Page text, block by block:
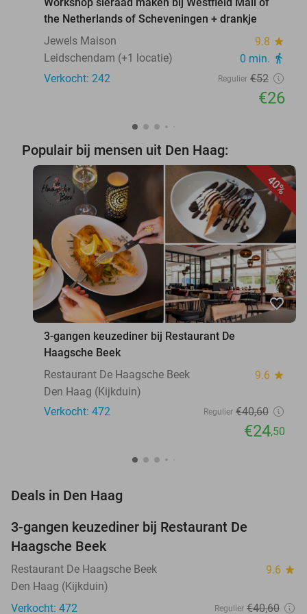
the Netherlands of Scheveningen + drankje
Jewels Maison
9.8 star
Leidschendam (+1 locatie) 0 min. directions_walk
Verkocht: 242 Regulier €52
€26
Populair bij mensen uit Den Haag:
40%
favorite_border
3-gangen keuzediner bij Restaurant De
Haagsche Beek
Restaurant De Haagsche Beek
9.6 star
Den Haag (Kijkduin)
Verkocht: 472
Regulier €40,60
€24,50
Deals in Den Haag
3-gangen keuzediner bij Restaurant De
Haagsche Beek
Restaurant De Haagsche Beek 9.6 star
Den Haag (Kijkduin)
Verkocht: 472
Regulier €40,60